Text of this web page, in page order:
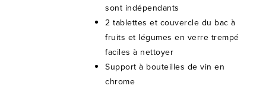
sont indépendants
2 tablettes et couvercle du bac à
fruits et légumes en verre trempé
faciles à nettoyer
Support à bouteilles de vin en
chrome